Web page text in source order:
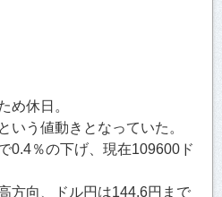
め休日。
いう値動きとなっていた。
0.4％の下げ、現在109600ド
方向、ドル円は144.6円まで